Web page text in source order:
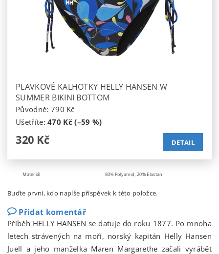
PLAVKOVÉ KALHOTKY HELLY HANSEN W
SUMMER BIKINI BOTTOM
Původně: 790 Kč
Ušetříte:470 Kč (–59 %)
320 Kč DETAIL
Materiál 80% Polyamid, 20% Elastan
Buďte první, kdo napíše příspěvek k této položce.
Přidat komentář
Příběh HELLY HANSEN se datuje do roku 1877. Po mnoha
letech strávených na moři, norský kapitán Helly Hansen
Juell a jeho manželka Maren Margarethe začali vyrábět